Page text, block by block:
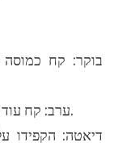
בוקר: קח
ערב: קח עוד כמוסה עם מים לפני ארוחת הערב.
דיאטה: הקפידו